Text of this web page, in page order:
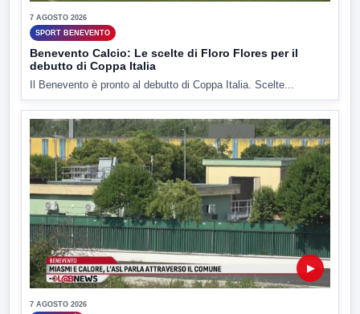
7 AGOSTO 2026
SPORT BENEVENTO
Benevento Calcio: Le scelte di Floro Flores per il
debutto di Coppa Italia
Il Benevento è pronto al debutto di Coppa Italia. Scelte...
▶
7 AGOSTO 2026